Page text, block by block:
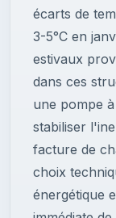
écarts de
3-5°C en
estivaux
dans ces
une pompe
stabiliser
facture de
choix
énergétique